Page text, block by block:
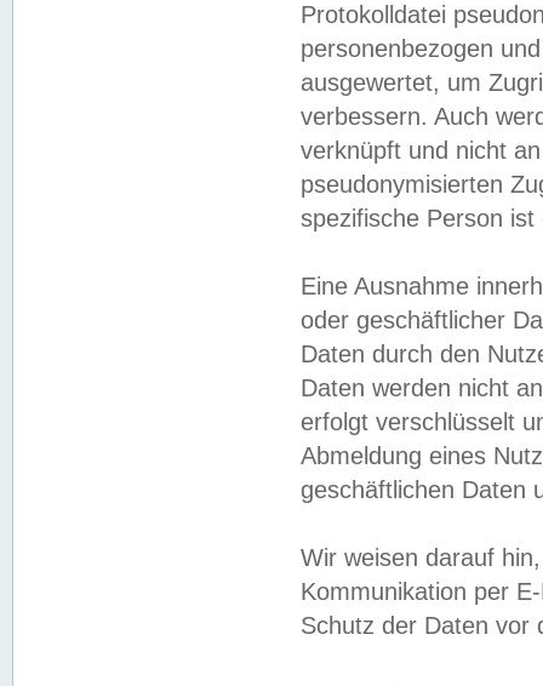
Protokolldatei
personenbezogen
ausgewertet, um
verbessern. Auch
verknüpft und nicht
pseudonymisierten
spezifische Person
Eine Ausnahme
oder geschäftlicher
Daten durch den
Daten werden nicht
erfolgt verschlüsselt
Abmeldung eines
geschäftlichen Daten
Wir weisen darauf
Kommunikation per
Schutz der Daten vor